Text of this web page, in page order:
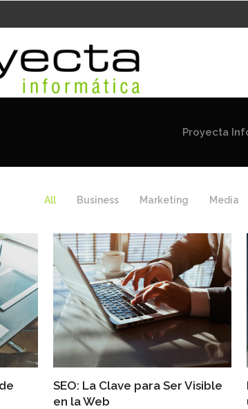
Proyecta
All Business Marketing Media
SEO: La Clave para Ser Visible
en la Web